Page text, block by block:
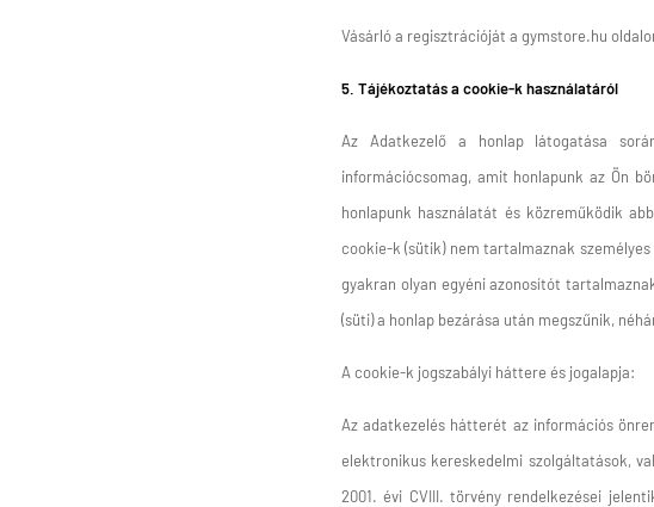
Vásárló a regisztrációját a gymstore.hu
5. Tájékoztatás a cookie-k használatáról
Az Adatkezelő a honlap látogatása
információcsomag, amit honlapunk az Ön
honlapunk használatát és közreműködik
cookie-k (sütik) nem tartalmaznak
gyakran olyan egyéni azonosítót
(süti) a honlap bezárása után megszűnik,
A cookie-k jogszabályi háttere és jogalapja:
Az adatkezelés hátterét az információs
elektronikus kereskedelmi szolgáltatások,
2001. évi CVIII. törvény rendelkezései